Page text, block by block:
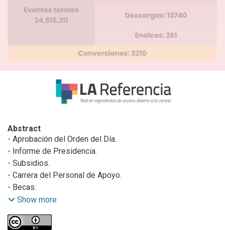
Abstract
- Aprobación del Orden del Día.
- Informe de Presidencia.
- Subsidios.
- Carrera del Personal de Apoyo.
- Becas.
- Convenios.
Show more